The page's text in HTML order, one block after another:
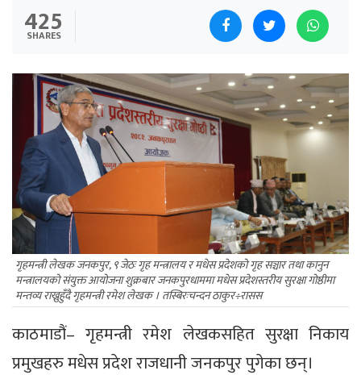
425
SHARES
गृहमन्त्री लेखक जनकपुर, ९ जेठः गृह मन्त्रालय र मधेस प्रदेशको गृह सञ्चार तथा कानुन
मन्त्रालयको संयुक्त आयोजना शुक्रबार जनकपुरधाममा मधेस प्रदेशस्तरीय सुरक्षा गोष्ठीमा
मन्तव्य राख्नुहुँदै गृहमन्त्री रमेश लेखक । तस्बिरःचन्दन ठाकुर÷रासस
काठमाडौं– गृहमन्त्री रमेश लेखकसहित सुरक्षा निकाय
प्रमुखहरु मधेस प्रदेश राजधानी जनकपुर पुगेका छन्।